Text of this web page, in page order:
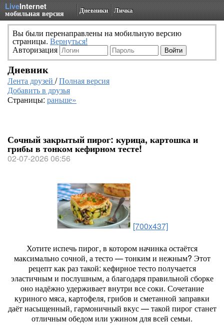
LiveInternet
мобильная версия Дневники Личка
Вы были перенаправлены на мобильную версию
страницы. Вернуться!
Авторизация
Дневник
Лента друзей /Полная версия
Добавить в друзья
Страницы: раньше»
Сочный закрытый пирог: курица, картошка и
грибы в тонком кефирном тесте!
02-07-2026 06:56
[700x437]
Хотитеиспечьпирог, в которомначинкаостаётся
максимальносочной, атесто— тонкими нежным? Этот
рецепткакразтакой: кефирноетестополучается
эластичными послушным, аблагодаряправильной сборке
ононадёжноудерживаетвнутри всесоки. Сочетание
куриногомяса, картофеля, грибов и сметанной заправки
даётнасыщенный, гармоничный вкус— такой пирогстанет
отличнымобедомили ужиномдлявсей семьи.